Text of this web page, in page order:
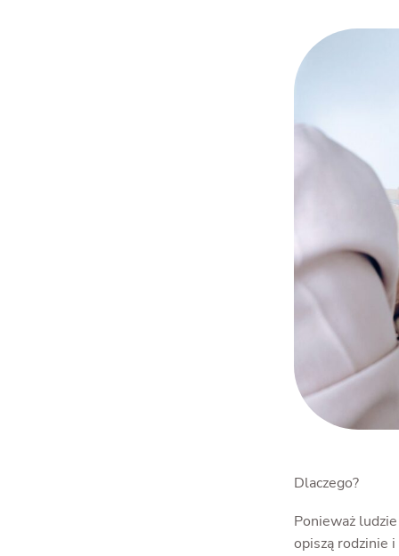
Dlaczego?
Ponieważ
opiszą rodzinie